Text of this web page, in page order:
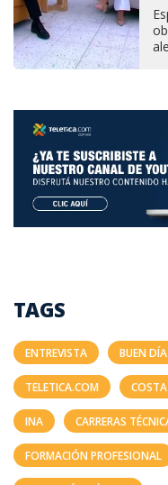
TAGS
ENTREVISTA BUEN DÍA
TELETICA.COM
INA CARRERAS
FORMACIÓN PROFESIONAL